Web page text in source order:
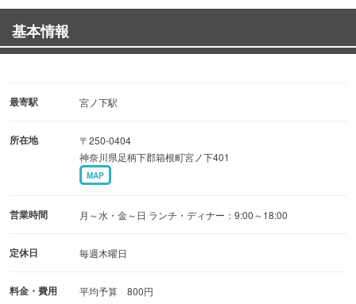
の方にも好評です。
お気軽にお立ち寄り下さい。
基本情報
最寄駅 宮ノ下駅
所在地
〒250-0404
神奈川県足柄下郡箱根町宮ノ下401
MAP
営業時間 月～水・金～日 ランチ・ディナー：9:00～18:00
定休日 毎週木曜日
料金・費用 平均予算 800円